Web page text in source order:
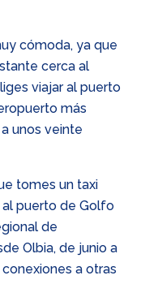
cómoda, ya que
cerca al
viajar al puerto
más
unos veinte
tomes un taxi
puerto de Golfo
de
Olbia, de junio a
a otras